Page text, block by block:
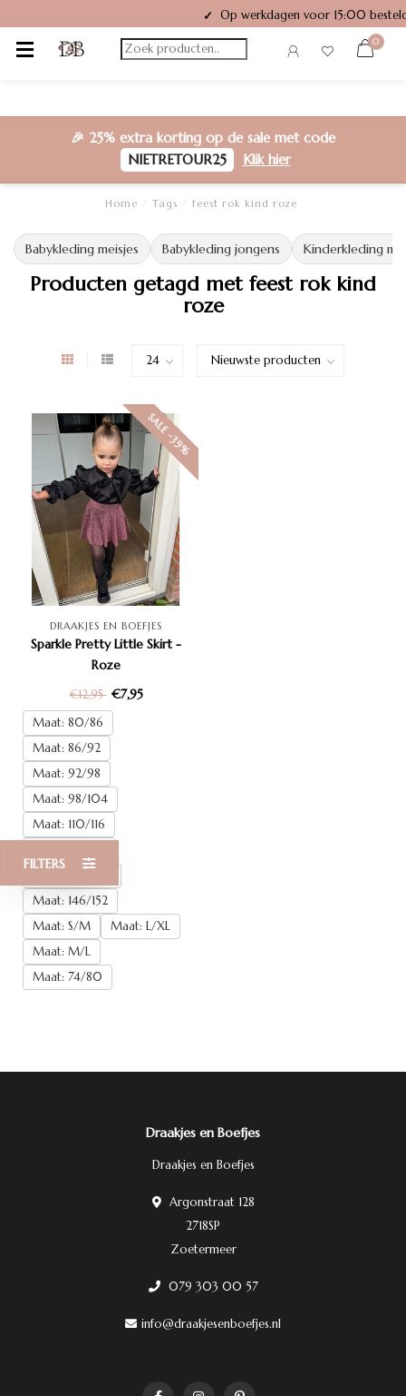
✓ Op werkdagen voor 15:00
0
🎉 25% extra korting op de sale met code
NIETRETOUR25
Klik hier
Home Tags feest rok kind roze
Babykleding meisjes Babykleding jongens Kinderkleding
Producten getagd met feest rok kind
roze
FILTERS
SALE -39%
DRAAKJES EN BOEFJES
Sparkle Pretty Little Skirt -
Roze
€12,95 €7,95
Maat: 80/86
Maat: 86/92
Maat: 92/98
Maat: 98/104
Maat: 110/116
Maat: 146/152
Maat: S/M
Maat: L/XL
Maat: M/L
Maat: 74/80
Draakjes en Boefjes
Draakjes en Boefjes
Argonstraat 128
2718SP
Zoetermeer
079 303 00 57
info@draakjesenboefjes.nl